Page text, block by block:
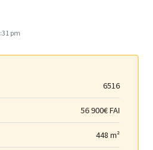
pm
6516
56 900€ FAI
448 m²